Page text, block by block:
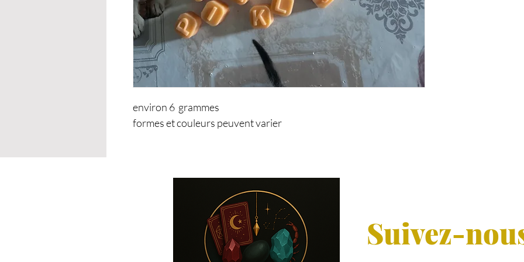
environ 6 grammes
formes et couleurs peuvent varier
Suivez-